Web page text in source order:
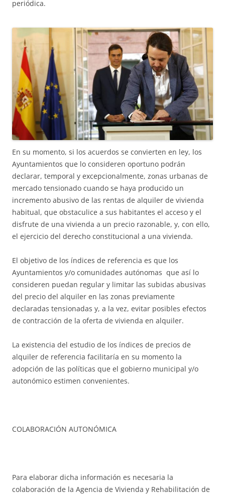
periódica.
En su momento, si los acuerdos se convierten en ley, los
Ayuntamientos que lo consideren oportuno podrán
declarar, temporal y excepcionalmente, zonas urbanas de
mercado tensionado cuando se haya producido un
incremento abusivo de las rentas de alquiler de vivienda
habitual, que obstaculice a sus habitantes el acceso y el
disfrute de una vivienda a un precio razonable, y, con ello,
el ejercicio del derecho constitucional a una vivienda.
El objetivo de los índices de referencia es que los
Ayuntamientos y/o comunidades autónomas que así lo
consideren puedan regular y limitar las subidas abusivas
del precio del alquiler en las zonas previamente
declaradas tensionadas y, a la vez, evitar posibles efectos
de contracción de la oferta de vivienda en alquiler.
La existencia del estudio de los índices de precios de
alquiler de referencia facilitaría en su momento la
adopción de las políticas que el gobierno municipal y/o
autonómico estimen convenientes.
COLABORACIÓN AUTONÓMICA
Para elaborar dicha información es necesaria la
colaboración de la Agencia de Vivienda y Rehabilitación de